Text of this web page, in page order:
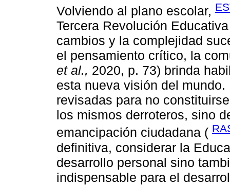
Volviendo al plano escolar,
Tercera Revolución
cambios y la complejidad
el pensamiento crítico, la
et al., 2020, p. 73) brinda
esta nueva visión del
revisadas para no
los mismos derroteros, sino
emancipación ciudadana (
definitiva, considerar la
desarrollo personal sino
indispensable para el